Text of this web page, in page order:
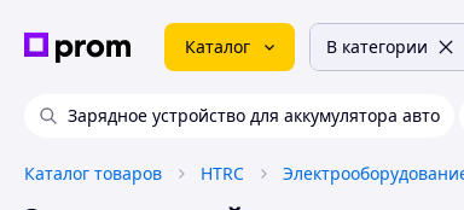
Каталог В категории
Зарядное устройство для аккумулятора авто
Каталог товаров HTRC